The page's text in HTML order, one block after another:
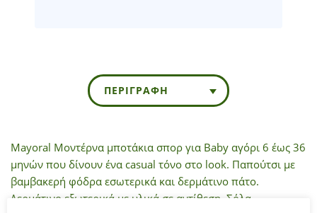
ΠΕΡΙΓΡΑΦΉ
Mayoral Μοντέρνα μποτάκια σπορ για Baby αγόρι 6 έως 36
μηνών που δίνουν ένα casual τόνο στο look. Παπούτσι με
βαμβακερή φόδρα εσωτερικά και δερμάτινο πάτο.
Δερμάτινο εξωτερικά με υλικά σε αντίθεση. Σόλα